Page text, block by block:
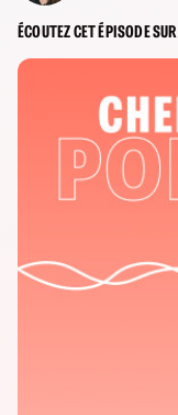
ÉCOUTEZ CET ÉPISODE SUR